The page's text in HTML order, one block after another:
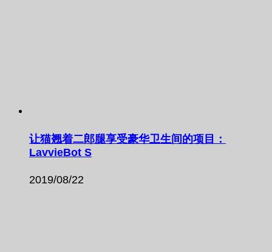
让猫翘着二郎腿享受豪华卫生间的项目：
LavvieBot S
2019/08/22